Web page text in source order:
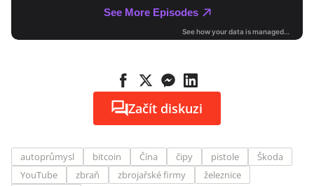
Začít diskuzi
autoprůmysl bitcoin Čína čipy pistole
Škoda
YouTube
zbraň zbrojařské firmy
železnice